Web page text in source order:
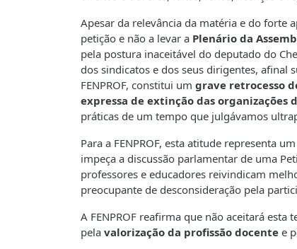
Apesar da relevância da matéria e do forte
petição e não a levar a Plenário da
pela postura inaceitável do deputado do
dos sindicatos e dos seus dirigentes, afinal
FENPROF, constitui um grave retrocesso
expressa de extinção das organizações
práticas de um tempo que julgávamos
Para a FENPROF, esta atitude representa um
impeça a discussão parlamentar de uma
professores e educadores reivindicam
preocupante de desconsideração pela
A FENPROF reafirma que não aceitará
pela valorização da profissão docente e